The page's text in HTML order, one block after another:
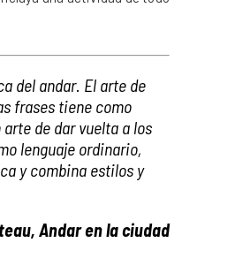
del andar. El arte de
frases tiene como
de dar vuelta a los
lenguaje ordinario,
y combina estilos y
Andar en la ciudad